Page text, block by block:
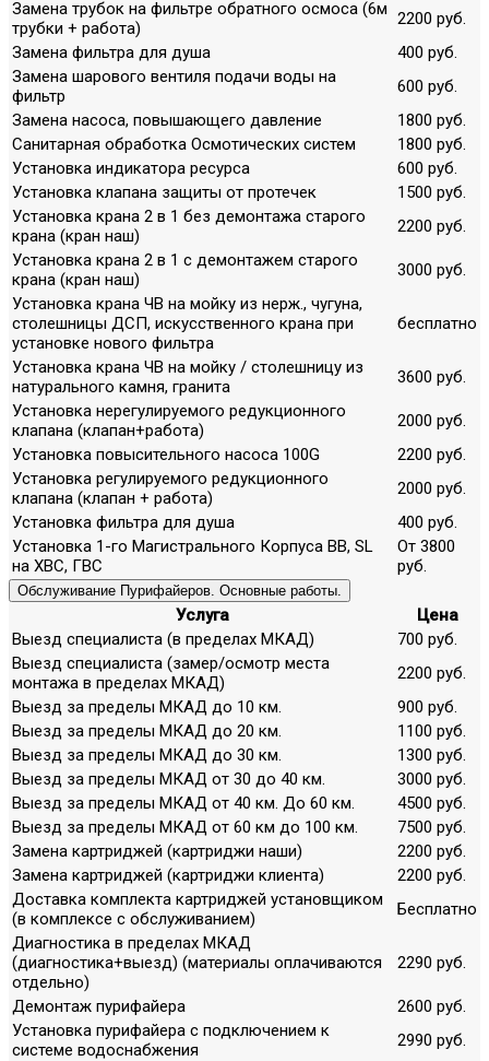
Замена трубок на фильтре обратного осмоса (6м
трубки + работа)
2200 руб.
Замена фильтра для душа
400 руб.
Замена шарового вентиля подачи воды на
фильтр
600 руб.
Замена насоса, повышающего давление
1800 руб.
Санитарная обработка Осмотических систем
1800 руб.
Установка индикатора ресурса
600 руб.
Установка клапана защиты от протечек
1500 руб.
Установка крана 2 в 1 без демонтажа старого
крана (кран наш)
2200 руб.
Установка крана 2 в 1 с демонтажем старого
крана (кран наш)
3000 руб.
Установка крана ЧВ на мойку из нерж., чугуна,
столешницы ДСП, искусственного крана при
установке нового фильтра
бесплатно
Установка крана ЧВ на мойку / столешницу из
натурального камня, гранита
3600 руб.
Установка нерегулируемого редукционного
клапана (клапан+работа)
2000 руб.
Установка повысительного насоса 100G
2200 руб.
Установка регулируемого редукционного
клапана (клапан + работа)
2000 руб.
Установка фильтра для душа
400 руб.
Установка 1-го Магистрального Корпуса ВВ, SL
на ХВС, ГВС
От 3800
руб.
Обслуживание Пурифайеров. Основные работы.
Услуга
Цена
Выезд специалиста (в пределах МКАД)
700 руб.
Выезд специалиста (замер/осмотр места
монтажа в пределах МКАД)
2200 руб.
Выезд за пределы МКАД до 10 км.
900 руб.
Выезд за пределы МКАД до 20 км.
1100 руб.
Выезд за пределы МКАД до 30 км.
1300 руб.
Выезд за пределы МКАД от 30 до 40 км.
3000 руб.
Выезд за пределы МКАД от 40 км. До 60 км.
4500 руб.
Выезд за пределы МКАД от 60 км до 100 км.
7500 руб.
Замена картриджей (картриджи наши)
2200 руб.
Замена картриджей (картриджи клиента)
2200 руб.
Доставка комплекта картриджей установщиком
(в комплексе с обслуживанием)
Бесплатно
Диагностика в пределах МКАД
(диагностика+выезд) (материалы оплачиваются
отдельно)
2290 руб.
Демонтаж пурифайера
2600 руб.
Установка пурифайера с подключением к
системе водоснабжения
2990 руб.